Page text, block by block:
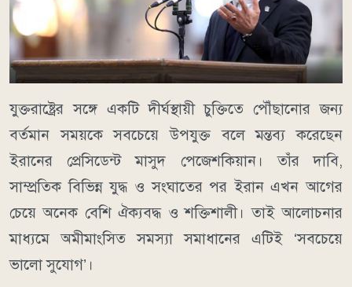
যুক্তরাষ্ট্রের সঙ্গে একটি দীর্ঘস্থায়ী চুক্তিতে পৌঁছানোর জন্য
বর্তমান সময়কে সবচেয়ে উপযুক্ত বলে মন্তব্য করেছেন
ইরানের প্রেসিডেন্ট মাসুদ পেজেশকিয়ান। তাঁর দাবি,
সাম্প্রতিক বিভিন্ন যুদ্ধ ও সংঘাতের পর ইরান এখন আগের
চেয়ে অনেক বেশি ঐক্যবদ্ধ ও শক্তিশালী। তাই আলোচনার
মাধ্যমে অমীমাংসিত সমস্যা সমাধানের এটিই ‘সবচেয়ে
ভালো সুযোগ’।